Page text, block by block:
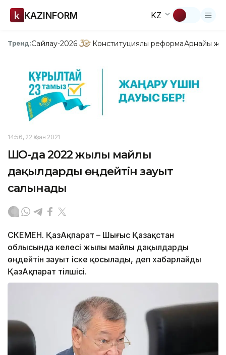
KAZINFORM KZ
Тренд:Сайлау-2026 Конституциялық реформаАрнайы
14:56, 22 Қазан 2021
ШҚО-да 2022 жылы майлы
дақылдарды өңдейтін зауыт
салынады
ӨСКЕМЕН. ҚазАқпарат – Шығыс Қазақстан
облысында келесі жылы майлы дақылдарды
өңдейтін зауыт іске қосылады, деп хабарлайды
ҚазАқпарат тілшісі.